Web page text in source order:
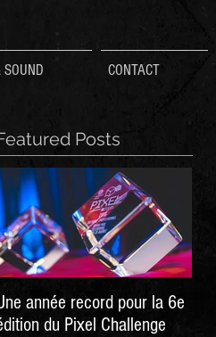
CONTACT
Posts
année record pour la 6e
du Pixel Challenge